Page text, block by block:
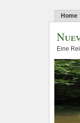
Home
Eine